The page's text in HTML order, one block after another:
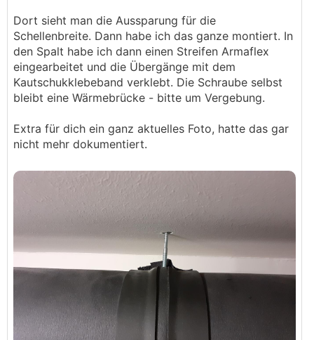
Dort sieht man die Aussparung für die
Schellenbreite. Dann habe ich das ganze montiert. In
den Spalt habe ich dann einen Streifen Armaflex
eingearbeitet und die Übergänge mit dem
Kautschukklebeband verklebt. Die Schraube selbst
bleibt eine Wärmebrücke - bitte um Vergebung.
Extra für dich ein ganz aktuelles Foto, hatte das gar
nicht mehr dokumentiert.